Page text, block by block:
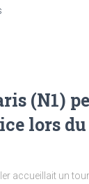
(N1)
lors
accueillait un